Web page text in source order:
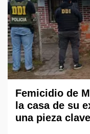
Femicidio de
la casa de su
una pieza